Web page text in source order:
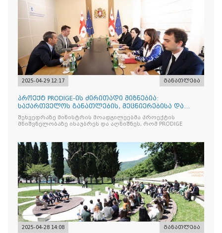
2025-04-29 12:17 განათლება
პროექტ PRODIGE-ის ძირითადი მიზნებია:
საქართველოს განათლების, მეცნიერებისა და
ახალგაზრდობის სამინისტრ
შეხვედრაზე მინისტრის მოადგილეებმა პროექტის
მნიშვნელობაზე ისაუბრეს და აღნიშნეს, რომ PRODIGE
2025-04-28 14:08 განათლება